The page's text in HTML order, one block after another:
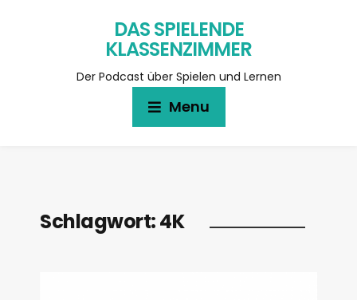
DAS SPIELENDE
KLASSENZIMMER
Der Podcast über Spielen und Lernen
Menu
Schlagwort:4K